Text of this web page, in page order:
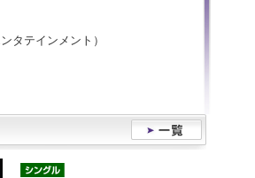
タテインメント）